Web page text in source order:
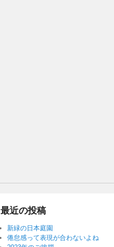
最近の投稿
新緑の日本庭園
倦怠感って表現が合わないよね